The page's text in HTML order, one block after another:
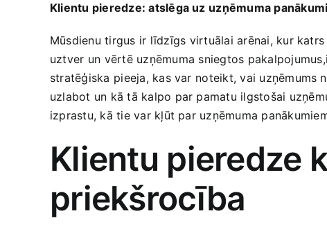
Klientu pieredze: atslēga uz ⁤uzņēmuma
Mūsdienu tirgus ir līdzīgs⁢ virtuālai arēnai, kur​
uztver un⁤ vērtē uzņēmuma ⁣sniegtos
stratēģiska⁤ pieeja, kas var ⁤noteikt, vai
uzlabot un kā tā kalpo par pamatu ilgstošai​
izprastu, kā tie var kļūt par uzņēmuma
Klientu pieredze
priekšrocība